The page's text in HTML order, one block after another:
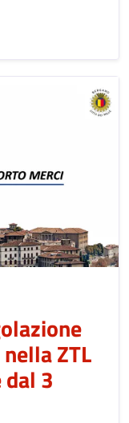
ENTRANO IN
ZTL
3